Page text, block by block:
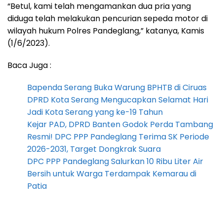
“Betul, kami telah mengamankan dua pria yang
diduga telah melakukan pencurian sepeda motor di
wilayah hukum Polres Pandeglang,” katanya, Kamis
(1/6/2023).
Baca Juga :
Bapenda Serang Buka Warung BPHTB di Ciruas
DPRD Kota Serang Mengucapkan Selamat Hari
Jadi Kota Serang yang ke-19 Tahun
Kejar PAD, DPRD Banten Godok Perda Tambang
Resmi! DPC PPP Pandeglang Terima SK Periode
2026-2031, Target Dongkrak Suara
DPC PPP Pandeglang Salurkan 10 Ribu Liter Air
Bersih untuk Warga Terdampak Kemarau di
Patia